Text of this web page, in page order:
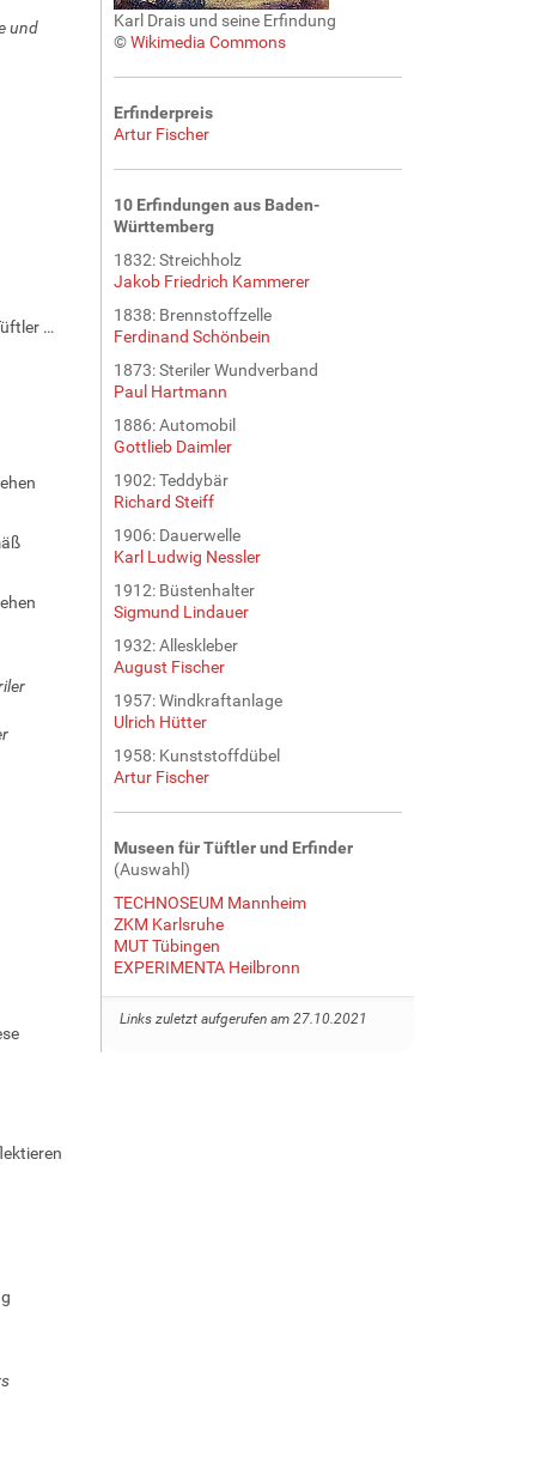
und
…
Karl Drais und seine Erfindung
©Wikimedia Commons
Erfinderpreis
Artur Fischer
10 Erfindungen aus Baden-
Württemberg
1832: Streichholz
Jakob Friedrich Kammerer
1838: Brennstoffzelle
Ferdinand Schönbein
1873: Steriler Wundverband
Paul Hartmann
1886: Automobil
Gottlieb Daimler
1902: Teddybär
Richard Steiff
1906: Dauerwelle
Karl Ludwig Nessler
1912: Büstenhalter
Sigmund Lindauer
1932: Alleskleber
August Fischer
1957: Windkraftanlage
Ulrich Hütter
1958: Kunststoffdübel
Artur Fischer
Museen für Tüftler und Erfinder
(Auswahl)
TECHNOSEUM Mannheim
ZKM Karlsruhe
MUT Tübingen
EXPERIMENTA Heilbronn
Links zuletzt aufgerufen am 27.10.2021